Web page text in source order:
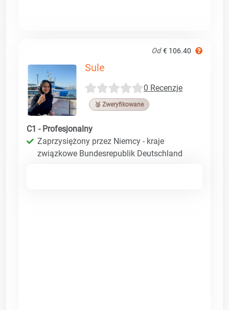
Od € 106.40
Sule
0 Recenzje
🥉 Zweryfikowane
C1 - Profesjonalny
Zaprzysiężony przez Niemcy - kraje
związkowe Bundesrepublik Deutschland